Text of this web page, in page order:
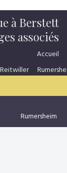
à Berstett
associés
Accueil
Reitwiller
Rumersheim